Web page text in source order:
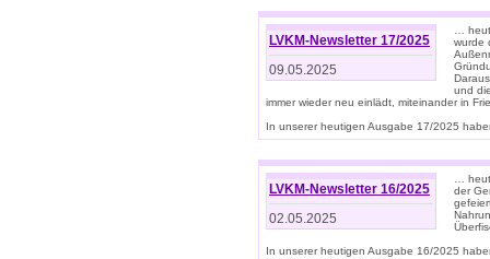
LVKM-Newsletter 17/2025
09.05.2025
…
wurde
und
immer wieder neu einlädt, miteinander in
In unserer heutigen Ausgabe 17/2025
LVKM-Newsletter 16/2025
02.05.2025
…
der
In unserer heutigen Ausgabe 16/2025